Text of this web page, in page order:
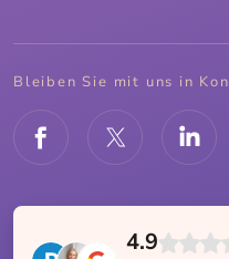
Bleiben Sie mit uns in
4.9